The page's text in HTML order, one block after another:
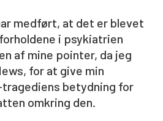
medført, at det er blevet
i psykiatrien
af mine pointer, da jeg
for at give min
betydning for
omkring den.